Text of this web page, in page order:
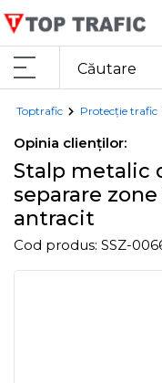
Toptrafic Protecție trafic
Opinia clienților:
Stalp metalic
separare
antracit
Cod produs: SSZ-